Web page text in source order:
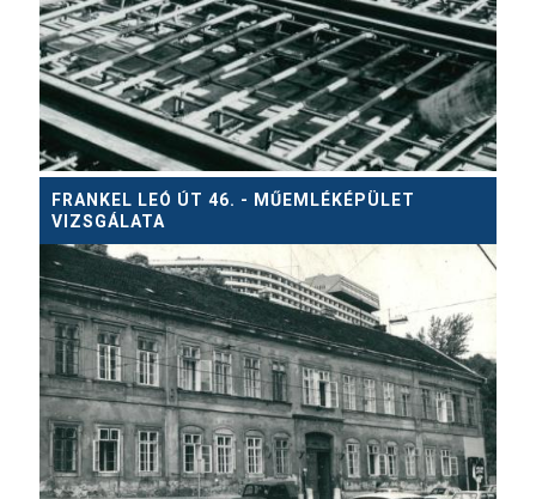
FRANKEL LEÓ ÚT 46. - MŰEMLÉKÉPÜLET
VIZSGÁLATA